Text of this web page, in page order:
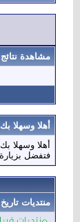
مشاهدة
أهلا وسهلا
أهلا وسهلا
فتفضل
منتديات